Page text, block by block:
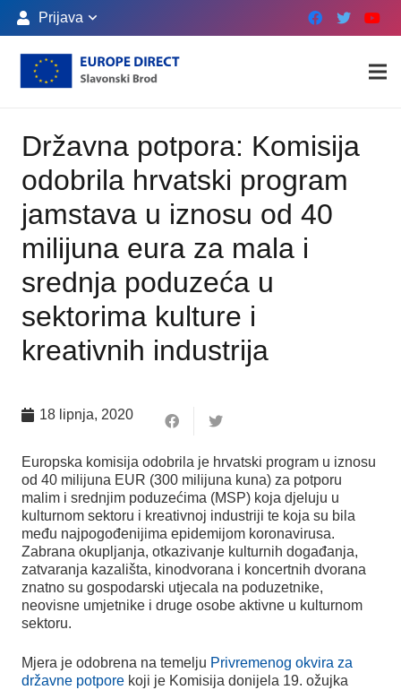
Prijava
Državna potpora: Komisija
odobrila hrvatski program
jamstava u iznosu od 40
milijuna eura za mala i
srednja poduzeća u
sektorima kulture i
kreativnih industrija
18 lipnja, 2020
Europska komisija odobrila je hrvatski program u iznosu
od 40 milijuna EUR (300 milijuna kuna) za potporu
malim i srednjim poduzećima (MSP) koja djeluju u
kulturnom sektoru i kreativnoj industriji te koja su bila
među najpogođenijima epidemijom koronavirusa.
Zabrana okupljanja, otkazivanje kulturnih događanja,
zatvaranja kazališta, kinodvorana i koncertnih dvorana
znatno su gospodarski utjecala na poduzetnike,
neovisne umjetnike i druge osobe aktivne u kulturnom
sektoru.
Mjera je odobrena na temelju Privremenog okvira za
državne potpore koji je Komisija donijela 19. ožujka